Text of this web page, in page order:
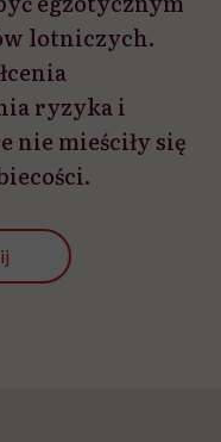
lotniczych.
ryzyka i
nie mieściły się